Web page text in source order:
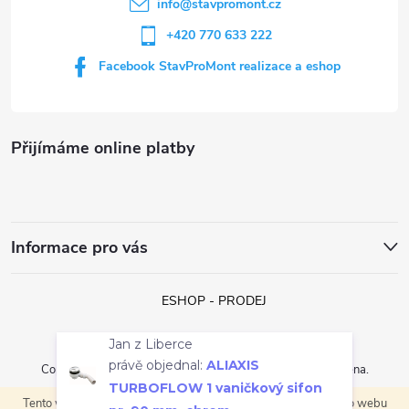
Tento web používá soubory cookie. Dalším procházením tohoto webu
Přijímáme online platby
Informace pro vás
info@stavpromont.cz
+420 770 633 222
Facebook StavProMont realizace a eshop
ESHOP - PRODEJ
Vytvořil Shoptet
Copyright 2026StavProMont s.r.o.. Všechna práva vyhrazena.
Jan z Liberce
právě objednal:ALIAXIS
TURBOFLOW 1 vaničkový sifon